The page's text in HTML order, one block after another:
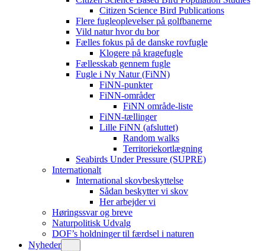
Citizen Science Bird Publications
Flere fugleoplevelser på golfbanerne
Vild natur hvor du bor
Fælles fokus på de danske rovfugle
Klogere på kragefugle
Fællesskab gennem fugle
Fugle i Ny Natur (FiNN)
FiNN-punkter
FiNN-områder
FiNN område-liste
FiNN-tællinger
Lille FiNN (afsluttet)
Random walks
Territoriekortlægning
Seabirds Under Pressure (SUPRE)
Internationalt
International skovbeskyttelse
Sådan beskytter vi skov
Her arbejder vi
Høringssvar og breve
Naturpolitisk Udvalg
DOF’s holdninger til færdsel i naturen
Nyheder